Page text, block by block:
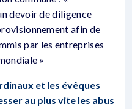
devoir de diligence
afin de
par les entreprises
»
et les évêques
au plus vite les abus